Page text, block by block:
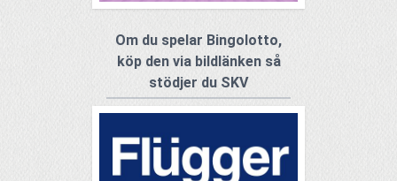
Om du spelar Bingolotto,
köp den via bildlänken så
stödjer du SKV